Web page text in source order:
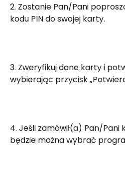
2. Zostanie Pan/Pani
kodu PIN do swojej karty.
3. Zweryfikuj dane karty i
wybierając przycisk
4. Jeśli zamówił(a) Pan/
będzie można wybrać